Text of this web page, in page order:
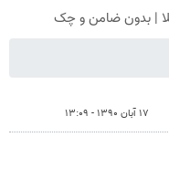
۱۷ آبان ۱۳۹۰ - ۱۳:۰۹